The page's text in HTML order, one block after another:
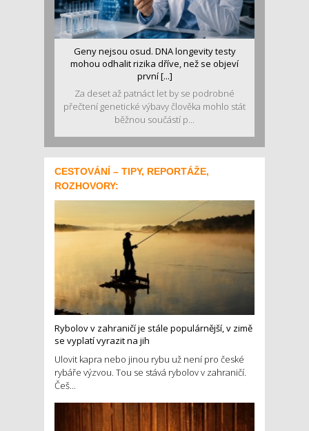
Geny nejsou osud. DNA longevity testy
mohou odhalit rizika dříve, než se objeví
první [...]
Za deset až patnáct let by se podrobné
přečtení genetické výbavy člověka mohlo stát
běžnou součástí p...
CESTOVÁNÍ – TIPY, REPORTÁŽE,
ROZHOVORY:
Rybolov v zahraničí je stále populárnější, v zimě
se vyplatí vyrazit na jih
Ulovit kapra nebo jinou rybu už není pro české
rybáře výzvou. Tou se stává rybolov v zahraničí.
Češ...